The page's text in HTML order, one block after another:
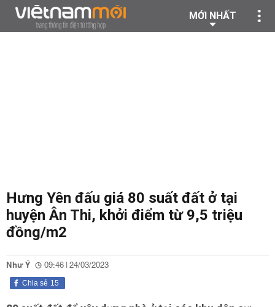
MỚI NHẤT
Hưng Yên đấu giá 80 suất đất ở tại
huyện Ân Thi, khởi điểm từ 9,5 triệu
đồng/m2
Như Ý 09:46 | 24/03/2023
15
Chia sẻ